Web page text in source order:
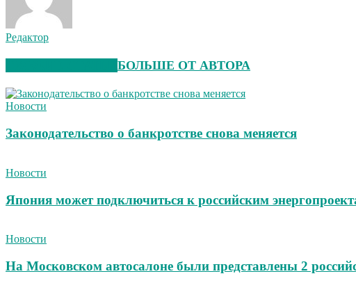
Редактор
БОЛЬШЕ ОТ АВТОРА
Новости
Законодательство о банкротстве снова меняется
Новости
Япония может подключиться к российским
Новости
На Московском автосалоне были представлены 2